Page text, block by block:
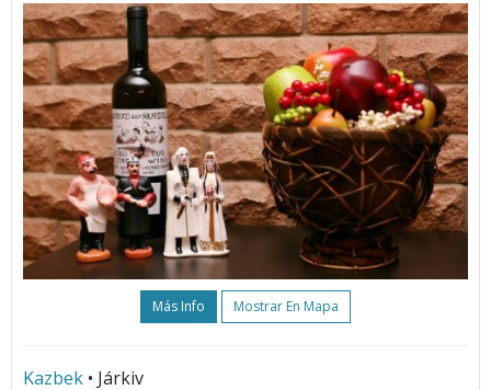
Más Info Mostrar En Mapa
Kazbek • Járkiv